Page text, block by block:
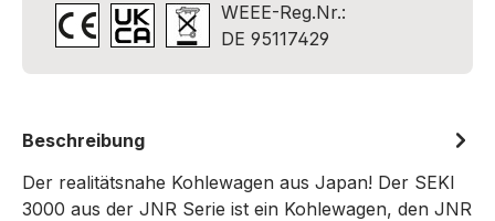
WEEE-Reg.Nr.:
DE 95117429
Beschreibung
Der realitätsnahe Kohlewagen aus Japan! Der SEKI
3000 aus der JNR Serie ist ein Kohlewagen, den JNR